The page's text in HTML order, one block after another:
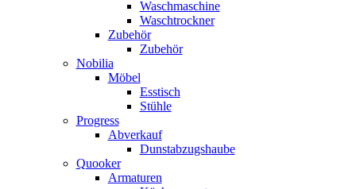
Waschmaschine
Waschtrockner
Zubehör
Zubehör
Nobilia
Möbel
Esstisch
Stühle
Progress
Abverkauf
Dunstabzugshaube
Quooker
Armaturen